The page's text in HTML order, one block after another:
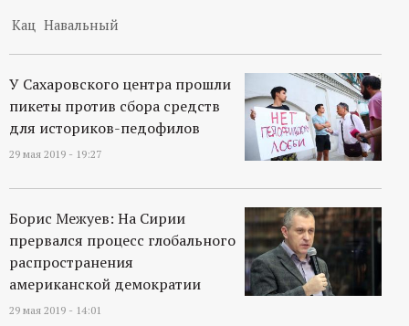
Кац Навальный
У Сахаровского центра прошли
пикеты против сбора средств
для историков-педофилов
29 мая 2019 - 19:27
Борис Межуев: На Сирии
прервался процесс глобального
распространения
американской демократии
29 мая 2019 - 14:01